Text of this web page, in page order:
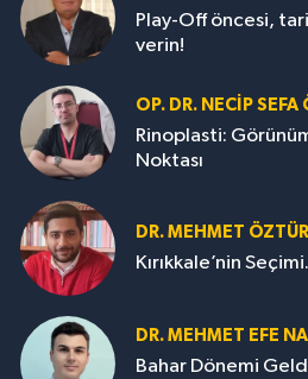
Play-Off öncesi,
verin!
OP. DR. NECIP SEFA
Rinoplasti:
Noktası
DR. MEHMET
Kırıkkale’nin
DR. MEHMET EFE
Bahar Dönemi